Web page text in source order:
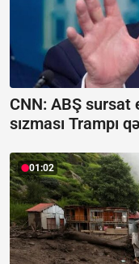
CNN: ABŞ sursat
sızması Trampı
01:02